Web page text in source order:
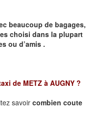
beaucoup de bagages,
choisi dans la plupart
ou d’amis .
de METZ à AUGNY ?
savoir combien coute